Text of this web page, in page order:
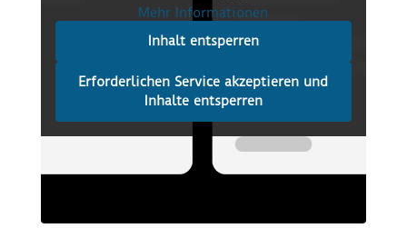
Mehr Informationen
Inhalt entsperren
Erforderlichen Service akzeptieren und
Inhalte entsperren